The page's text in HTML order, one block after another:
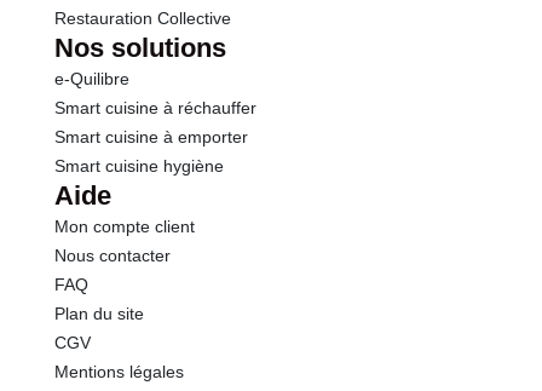
Restauration Collective
Nos solutions
e-Quilibre
Smart cuisine à réchauffer
Smart cuisine à emporter
Smart cuisine hygiène
Aide
Mon compte client
Nous contacter
FAQ
Plan du site
CGV
Mentions légales